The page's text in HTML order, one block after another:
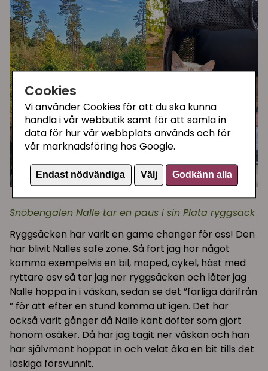
Cookies
Vi använder Cookies för att du ska kunna
handla i vår webbutik samt för att samla in
data för hur vår webbplats används och för
vår marknadsföring hos Google.
Endast nödvändiga Välj Godkänn alla
Snöbengalen Nalle tar en paus i sin Plata ryggsäck
Ryggsäcken har varit en game changer för oss! Den
har blivit Nalles safe zone. Så fort jag hör något
komma exempelvis en bil, moped, cykel, häst med
ryttare osv så tar jag ner ryggsäcken och låter jag
Nalle hoppa in i väskan, sedan se det ”farliga därifrån
” för att efter en stund komma ut igen. Det har
också varit gånger då Nalle känt dofter som gjort
honom osäker. Då har jag tagit ner väskan och han
har självmant hoppat in och velat åka en bit tills det
läskiga försvunnit.